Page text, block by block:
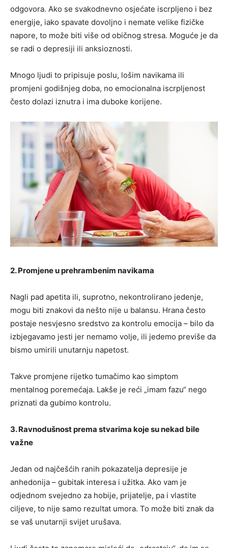
odgovora. Ako se svakodnevno osjećate iscrpljeno i bez
energije, iako spavate dovoljno i nemate velike fizičke
napore, to može biti više od običnog stresa. Moguće je da
se radi o depresiji ili anksioznosti.
Mnogo ljudi to pripisuje poslu, lošim navikama ili
promjeni godišnjeg doba, no emocionalna iscrpljenost
često dolazi iznutra i ima duboke korijene.
2. Promjene u prehrambenim navikama
Nagli pad apetita ili, suprotno, nekontrolirano jedenje,
mogu biti znakovi da nešto nije u balansu. Hrana često
postaje nesvjesno sredstvo za kontrolu emocija – bilo da
izbjegavamo jesti jer nemamo volje, ili jedemo previše da
bismo umirili unutarnju napetost.
Takve promjene rijetko tumačimo kao simptom
mentalnog poremećaja. Lakše je reći „imam fazu“ nego
priznati da gubimo kontrolu.
3. Ravnodušnost prema stvarima koje su nekad bile
važne
Jedan od najčešćih ranih pokazatelja depresije je
anhedonija – gubitak interesa i užitka. Ako vam je
odjednom svejedno za hobije, prijatelje, pa i vlastite
ciljeve, to nije samo rezultat umora. To može biti znak da
se vaš unutarnji svijet urušava.